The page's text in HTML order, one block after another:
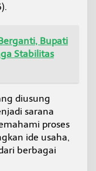
Bupati
Stabilitas
diusung
sarana
proses
ide usaha,
berbagai